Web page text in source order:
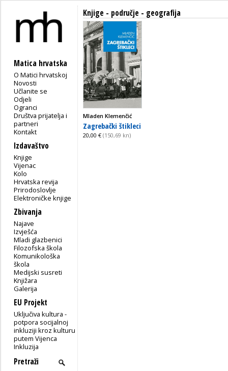
Matica hrvatska
O Matici hrvatskoj
Novosti
Učlanite se
Odjeli
Ogranci
Društva prijatelja i
partneri
Kontakt
Izdavaštvo
Knjige
Vijenac
Kolo
Hrvatska revija
Prirodoslovlje
Elektroničke knjige
Zbivanja
Najave
Izvješća
Mladi glazbenici
Filozofska škola
Komunikološka
škola
Medijski susreti
Knjižara
Galerija
EU Projekt
Uključiva kultura -
potpora socijalnoj
inkluziji kroz kulturu
putem Vijenca
Inkluzija
Knjige - područje - geografija
Mladen Klemenčić
Zagrebački štikleci
20,00 € (150,69 kn)